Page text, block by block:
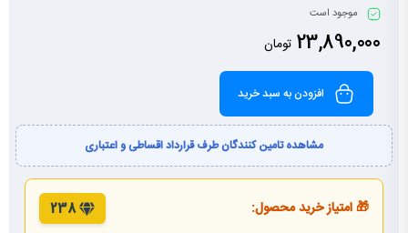
موجود است
23,890,000 تومان
افزودن به سبد خرید
مشاهده تامین کنندگان طرف قرارداد اقساطی و اعتباری
🎁 امتیاز خرید محصول: 238